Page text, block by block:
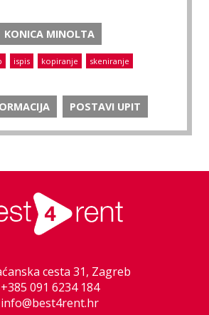
KONICA MINOLTA
ispis kopiranje skeniranje
POSTAVI UPIT
cesta 31, Zagreb
+385 091 6234 184
info@best4rent.hr